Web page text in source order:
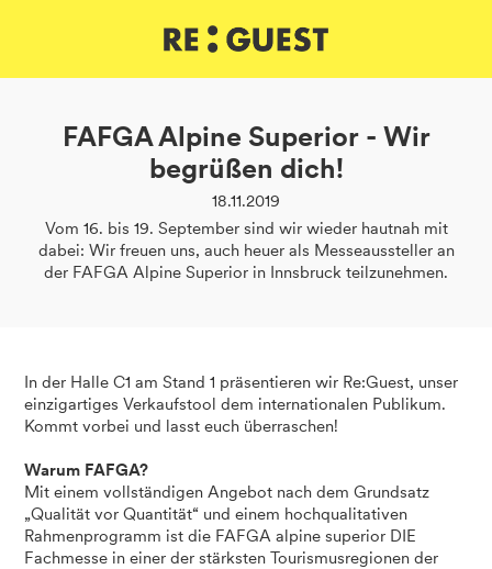
FAFGA Alpine Superior - Wir
begrüßen dich!
18.11.2019
Vom 16. bis 19. September sind wir wieder hautnah mit
dabei: Wir freuen uns, auch heuer als Messeaussteller an
der FAFGA Alpine Superior in Innsbruck teilzunehmen.
In der Halle C1 am Stand 1 präsentieren wir Re:Guest, unser
einzigartiges Verkaufstool dem internationalen Publikum.
Kommt vorbei und lasst euch überraschen!
Warum FAFGA?
Mit einem vollständigen Angebot nach dem Grundsatz
„Qualität vor Quantität“ und einem hochqualitativen
Rahmenprogramm ist die FAFGA alpine superior DIE
Fachmesse in einer der stärksten Tourismusregionen der